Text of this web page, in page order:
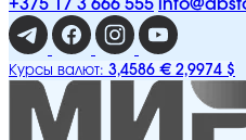
+375 17 3 666 555
Курсы валют: 3,4586 € 2,9974 $